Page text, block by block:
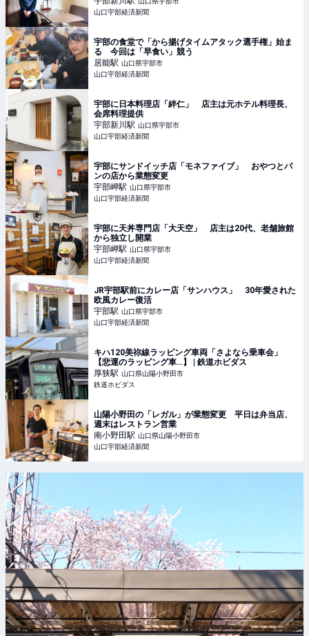
山口宇部経済新聞
宇部の食堂で「から揚げタイムアタック選手権」始ま
る 今回は「早食い」競う
居能駅 山口県宇部市
山口宇部経済新聞
宇部に日本料理店「絆仁」 店主は元ホテル料理長、
会席料理提供
宇部新川駅 山口県宇部市
山口宇部経済新聞
宇部にサンドイッチ店「モネファイブ」 おやつとパ
ンの店から業態変更
宇部岬駅 山口県宇部市
山口宇部経済新聞
宇部に天丼専門店「大天空」 店主は20代、老舗旅館
から独立し開業
宇部岬駅 山口県宇部市
山口宇部経済新聞
JR宇部駅前にカレー店「サンハウス」 30年愛された
欧風カレー復活
宇部駅 山口県宇部市
山口宇部経済新聞
キハ120美祢線ラッピング車両「さよなら乗車会」
【悲運のラッピング車…】 | 鉄道ホビダス
厚狭駅 山口県山陽小野田市
鉄道ホビダス
山陽小野田の「レガル」が業態変更 平日は弁当店、
週末はレストラン営業
南小野田駅 山口県山陽小野田市
山口宇部経済新聞